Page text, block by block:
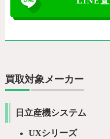
買取対象メーカー
日立産機システム
UXシリーズ